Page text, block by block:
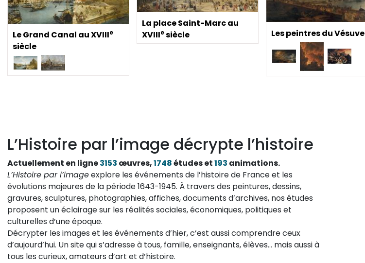
Le Grand Canal au XVIIIe
siècle
La place Saint-Marc au
XVIIIesiècle Les peintres du Vésuve
L’Histoire par l’image décrypte l’histoire
Actuellement en ligne3153 œuvres,1748études et193 animations.
L’Histoire par l’imageexplore les événements de l’histoire de France et les
évolutions majeures de la période 1643-1945. À travers des peintures, dessins,
gravures, sculptures, photographies, affiches, documents d’archives, nos études
proposent un éclairage sur les réalités sociales, économiques, politiques et
culturelles d’une époque.
Décrypter les images et les événements d’hier, c’est aussi comprendre ceux
d’aujourd’hui. Un site qui s’adresse à tous, famille, enseignants, élèves… mais aussi à
tous les curieux, amateurs d’art et d’histoire.